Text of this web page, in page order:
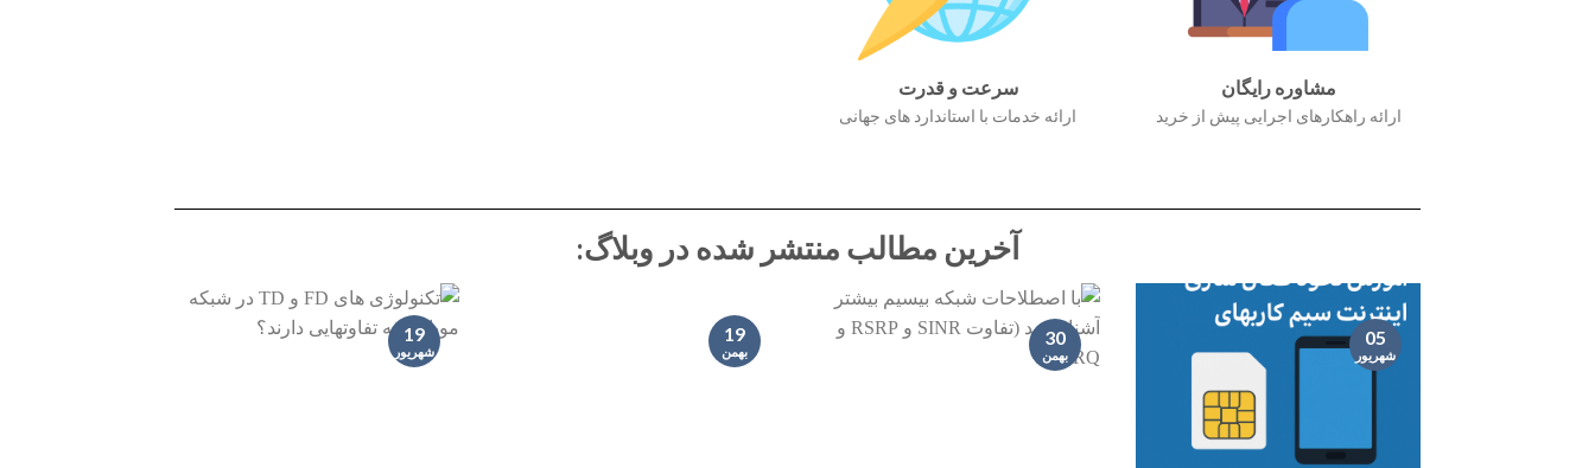
مشاوره رایگان
ارائه راهکارهای اجرایی پیش از خرید
سرعت و قدرت
ارائه خدمات با استاندارد های جهانی
آخرین مطالب منتشر شده در وبلاگ:
05
شهریور
30
بهمن
19
بهمن
19
شهریور